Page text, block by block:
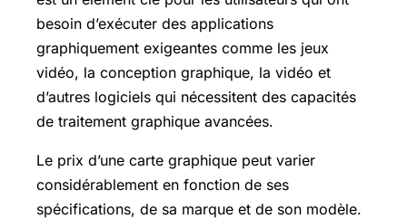
besoin d’exécuter des applications
graphiquement exigeantes comme les jeux
vidéo, la conception graphique, la vidéo et
d’autres logiciels qui nécessitent des capacités
de traitement graphique avancées.
Le prix d’une carte graphique peut varier
considérablement en fonction de ses
spécifications, de sa marque et de son modèle.